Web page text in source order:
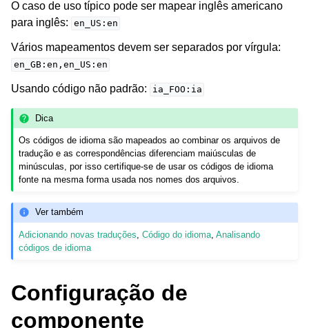
O caso de uso típico pode ser mapear inglês americano
para inglês: en_US:en
Vários mapeamentos devem ser separados por vírgula:
en_GB:en,en_US:en
Usando código não padrão: ia_FOO:ia
Dica
Os códigos de idioma são mapeados ao combinar os arquivos de
tradução e as correspondências diferenciam maiúsculas de
minúsculas, por isso certifique-se de usar os códigos de idioma
fonte na mesma forma usada nos nomes dos arquivos.
Ver também
Adicionando novas traduções ,Código do idioma ,Analisando
códigos de idioma
Configuração de
componente